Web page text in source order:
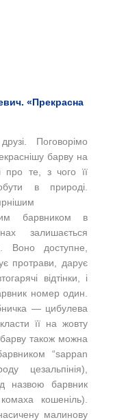
«Прекрасна
Поговорімо
барву на
про те, з чого її
в природі.
барвником в
залишається
Воно доступне,
протрави, дарує
відтінки, і
номер один.
— цибулева
її на жовту
також можна
“sappan
цезальпінія),
назвою барвник
кошеніль).
малинову